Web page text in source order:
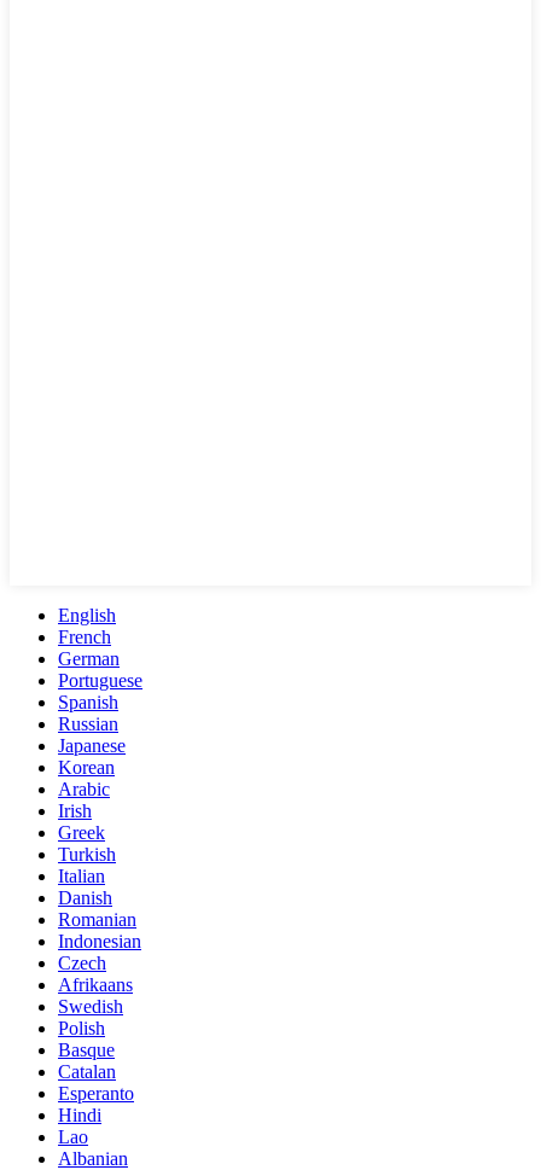
English
French
German
Portuguese
Spanish
Russian
Japanese
Korean
Arabic
Irish
Greek
Turkish
Italian
Danish
Romanian
Indonesian
Czech
Afrikaans
Swedish
Polish
Basque
Catalan
Esperanto
Hindi
Lao
Albanian